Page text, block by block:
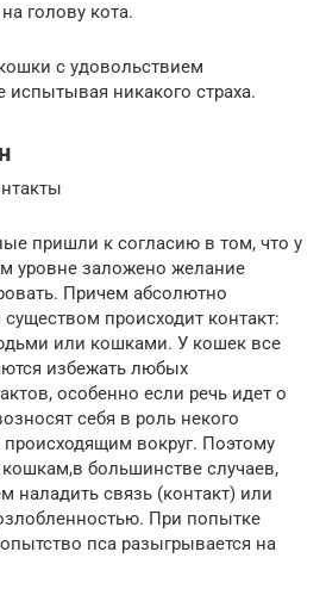
голову кота.
с удовольствием
испытывая никакого страха.
пришли к согласию в том, что у
уровне заложено желание
Причем абсолютно
происходит контакт:
или кошками. У кошек все
избежать любых
особенно если речь идет о
себя в роль некого
вокруг. Поэтому
большинстве случаев,
наладить связь (контакт) или
При попытке
пса разыгрывается на